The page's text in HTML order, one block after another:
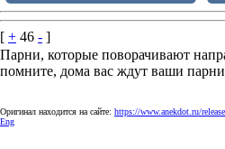
[ + 46 - ]
Парни, которые поворачивают
помните, дома вас ждут ваши
Оригинал находится на сайте: https://www.anekdot.ru/
Eng